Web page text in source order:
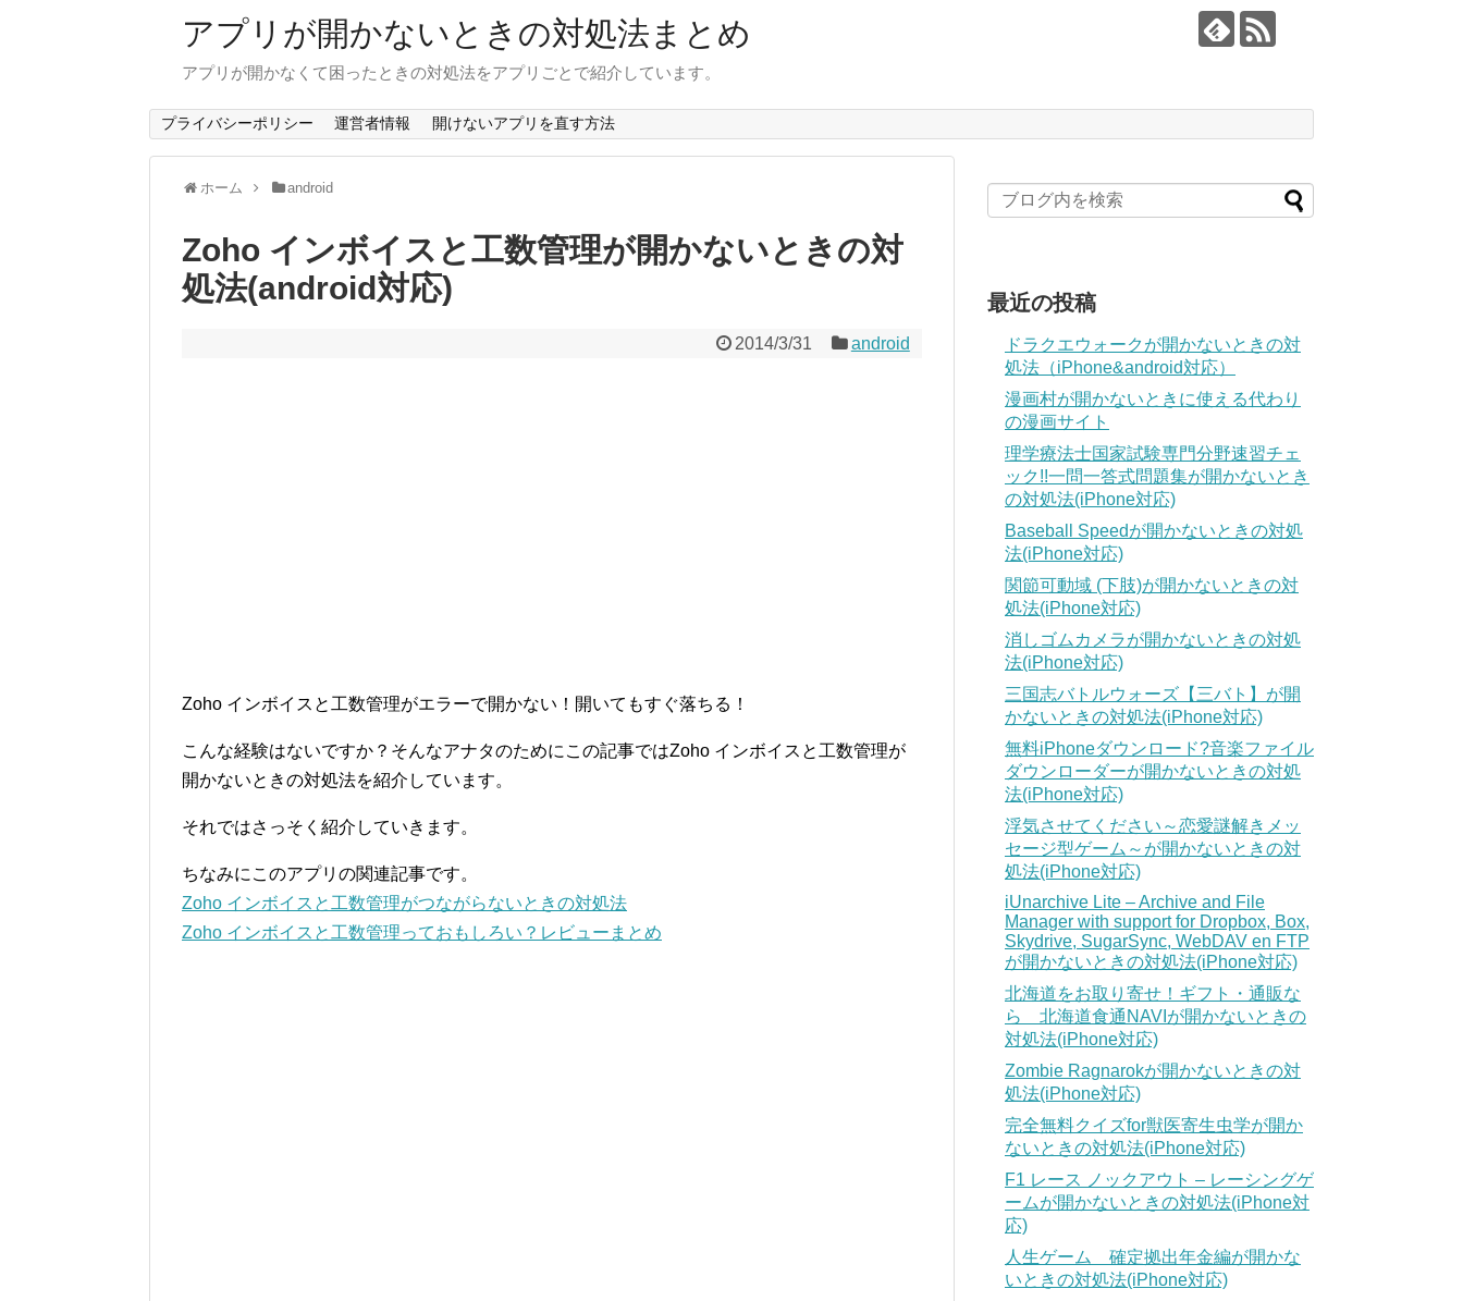
アプリが開かないときの対処法まとめ
アプリが開かなくて困ったときの対処法をアプリごとで紹介しています。
プライバシーポリシー 運営者情報 開けないアプリを直す方法
ホーム android
Zoho インボイスと工数管理が開かないときの対
処法(android対応)
2014/3/31 android
Zoho インボイスと工数管理がエラーで開かない！開いてもすぐ落ちる！
こんな経験はないですか？そんなアナタのためにこの記事ではZoho インボイスと工数管理が
開かないときの対処法を紹介しています。
それではさっそく紹介していきます。
ちなみにこのアプリの関連記事です。
Zoho インボイスと工数管理がつながらないときの対処法
Zoho インボイスと工数管理っておもしろい？レビューまとめ
最近の投稿
ドラクエウォークが開かないときの対
処法（iPhone&android対応）
漫画村が開かないときに使える代わり
の漫画サイト
理学療法士国家試験専門分野速習チェ
ック!!一問一答式問題集が開かないとき
の対処法(iPhone対応)
Baseball Speedが開かないときの対処
法(iPhone対応)
関節可動域 (下肢)が開かないときの対
処法(iPhone対応)
消しゴムカメラが開かないときの対処
法(iPhone対応)
三国志バトルウォーズ【三バト】が開
かないときの対処法(iPhone対応)
無料iPhoneダウンロード?音楽ファイル
ダウンローダーが開かないときの対処
法(iPhone対応)
浮気させてください～恋愛謎解きメッ
セージ型ゲーム～が開かないときの対
処法(iPhone対応)
iUnarchive Lite – Archive and File
Manager with support for Dropbox, Box,
Skydrive, SugarSync, WebDAV en FTP
が開かないときの対処法(iPhone対応)
北海道をお取り寄せ！ギフト・通販な
ら 北海道食通NAVIが開かないときの
対処法(iPhone対応)
Zombie Ragnarokが開かないときの対
処法(iPhone対応)
完全無料クイズfor獣医寄生虫学が開か
ないときの対処法(iPhone対応)
F1 レース ノックアウト – レーシングゲ
ームが開かないときの対処法(iPhone対
応)
人生ゲーム 確定拠出年金編が開かな
いときの対処法(iPhone対応)